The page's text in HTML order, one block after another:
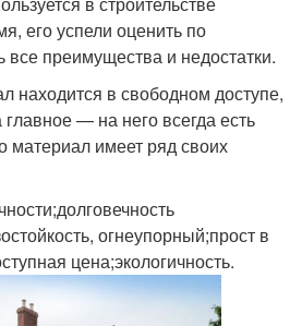
его успели оценить по
все преимущества и недостатки.
находится в свободном доступе,
— на него всегда есть
материал имеет ряд своих
огнеупорный;прост в
цена;экологичность.